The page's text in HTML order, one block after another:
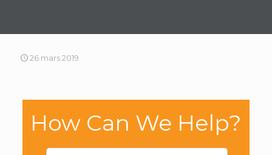
26 mars 2019
How Can We Help?